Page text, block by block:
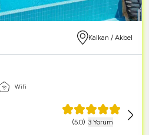
Kalkan / Akbel
Wifi
(5.0) 3 Yorum